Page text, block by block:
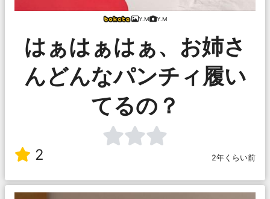
Y.M Y.M
はぁはぁはぁ、お姉さ
んどんなパンチィ履い
てるの？
2 2年くらい前